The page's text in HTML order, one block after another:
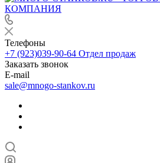
Телефоны
+7 (923)039-90-64 Отдел продаж
Заказать звонок
E-mail
sale@mnogo-stankov.ru